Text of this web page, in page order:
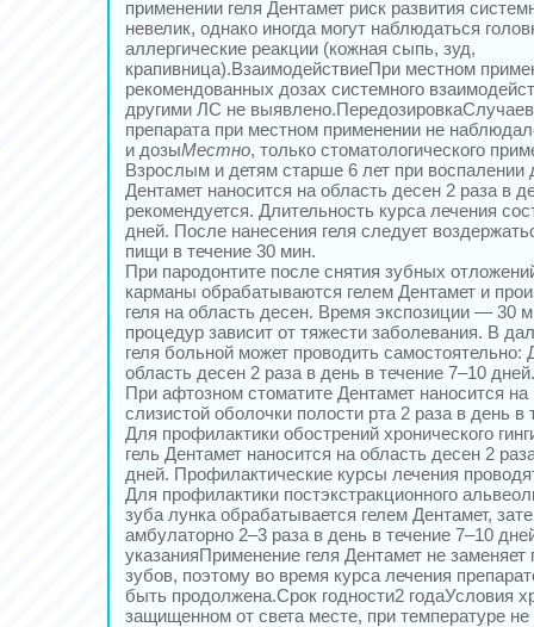
применении геля Дентамет риск развития
невелик, однако иногда могут наблюдаться
аллергические реакции (кожная сыпь, зуд,
крапивница).ВзаимодействиеПри местном
рекомендованных дозах системного
другими ЛС не
препарата при местном применении не
и дозыМестно, только стоматологического
Взрослым и детям старше 6 лет при воспалении
Дентамет наносится на область десен 2 раза в
рекомендуется. Длительность курса лечения
дней. После нанесения геля следует
пищи в течение 30 мин.
При пародонтите после снятия зубных
карманы обрабатываются гелем Дентамет и
геля на область десен. Время экспозиции — 30
процедур зависит от тяжести заболевания. В
геля больной может проводить самостоятельно:
область десен 2 раза в день в течение 7–10 дней.
При афтозном стоматите Дентамет наносится
слизистой оболочки полости рта 2 раза в день в
Для профилактики обострений хронического
гель Дентамет наносится на область десен 2
дней. Профилактические курсы лечения
Для профилактики постэкстракционного
зуба лунка обрабатывается гелем Дентамет,
амбулаторно 2–3 раза в день в течение 7–10
указанияПрименение геля Дентамет не заменяет
зубов, поэтому во время курса лечения
быть продолжена.Срок годности2 годаУсловия
защищенном от света месте, при температуре